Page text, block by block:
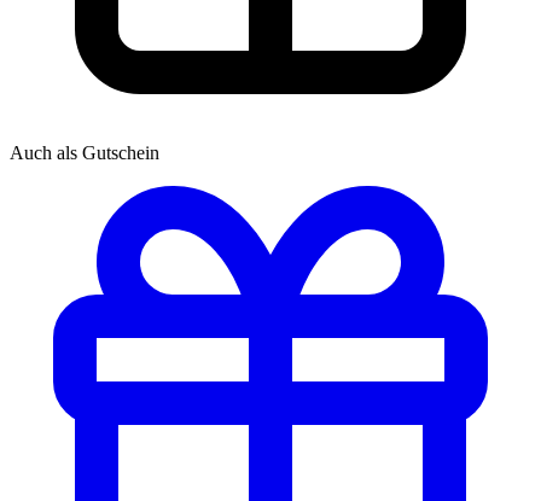
Auch als Gutschein